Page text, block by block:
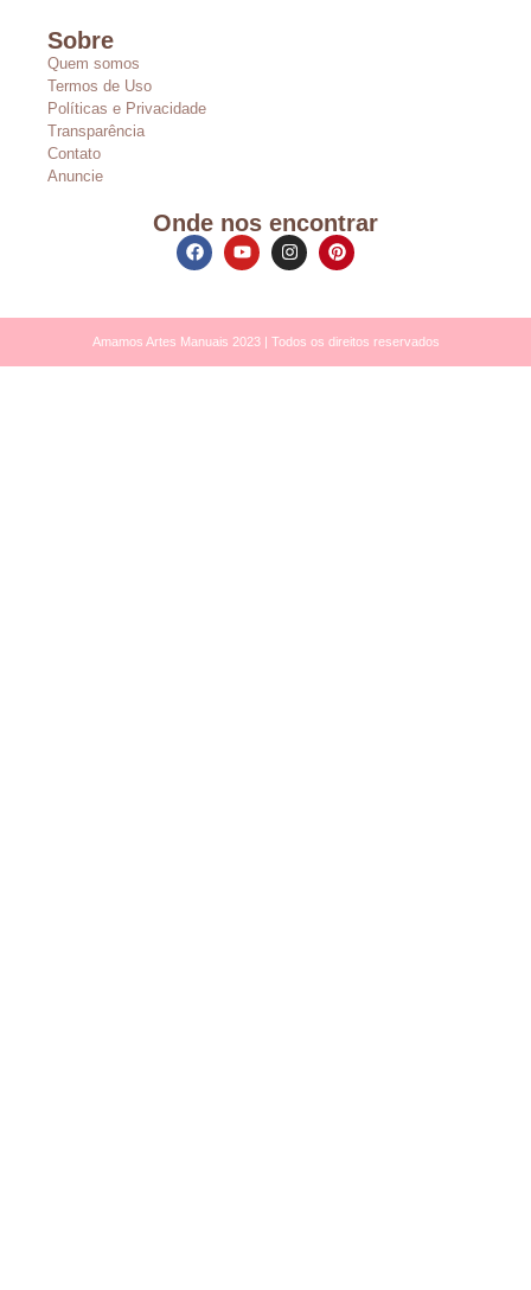
Sobre
Quem somos
Termos de Uso
Políticas e Privacidade
Transparência
Contato
Anuncie
Onde nos encontrar
Amamos Artes Manuais 2023 | Todos os direitos reservados